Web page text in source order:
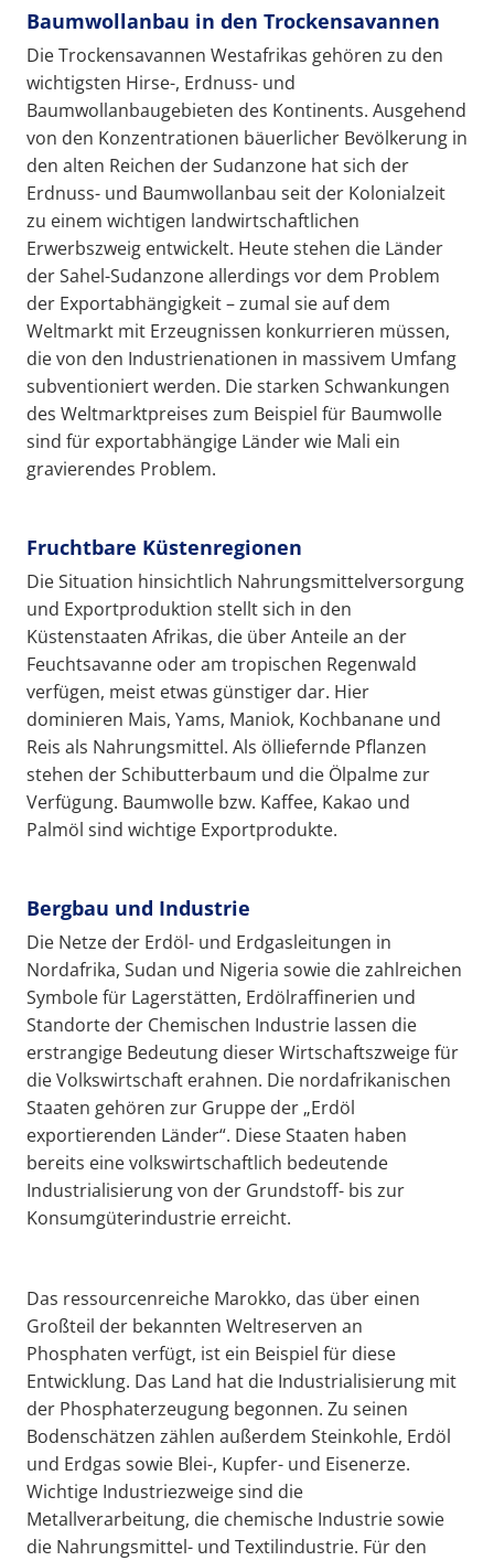
Baumwollanbau in den Trockensavannen
Die Trockensavannen Westafrikas gehören zu den
wichtigsten Hirse-, Erdnuss- und
Baumwollanbaugebieten des Kontinents. Ausgehend
von den Konzentrationen bäuerlicher Bevölkerung in
den alten Reichen der Sudanzone hat sich der
Erdnuss- und Baumwollanbau seit der Kolonialzeit
zu einem wichtigen landwirtschaftlichen
Erwerbszweig entwickelt. Heute stehen die Länder
der Sahel-Sudanzone allerdings vor dem Problem
der Exportabhängigkeit – zumal sie auf dem
Weltmarkt mit Erzeugnissen konkurrieren müssen,
die von den Industrienationen in massivem Umfang
subventioniert werden. Die starken Schwankungen
des Weltmarktpreises zum Beispiel für Baumwolle
sind für exportabhängige Länder wie Mali ein
gravierendes Problem.
Fruchtbare Küstenregionen
Die Situation hinsichtlich Nahrungsmittelversorgung
und Exportproduktion stellt sich in den
Küstenstaaten Afrikas, die über Anteile an der
Feuchtsavanne oder am tropischen Regenwald
verfügen, meist etwas günstiger dar. Hier
dominieren Mais, Yams, Maniok, Kochbanane und
Reis als Nahrungsmittel. Als ölliefernde Pflanzen
stehen der Schibutterbaum und die Ölpalme zur
Verfügung. Baumwolle bzw. Kaffee, Kakao und
Palmöl sind wichtige Exportprodukte.
Bergbau und Industrie
Die Netze der Erdöl- und Erdgasleitungen in
Nordafrika, Sudan und Nigeria sowie die zahlreichen
Symbole für Lagerstätten, Erdölraffinerien und
Standorte der Chemischen Industrie lassen die
erstrangige Bedeutung dieser Wirtschaftszweige für
die Volkswirtschaft erahnen. Die nordafrikanischen
Staaten gehören zur Gruppe der „Erdöl
exportierenden Länder“. Diese Staaten haben
bereits eine volkswirtschaftlich bedeutende
Industrialisierung von der Grundstoff- bis zur
Konsumgüterindustrie erreicht.
Das ressourcenreiche Marokko, das über einen
Großteil der bekannten Weltreserven an
Phosphaten verfügt, ist ein Beispiel für diese
Entwicklung. Das Land hat die Industrialisierung mit
der Phosphaterzeugung begonnen. Zu seinen
Bodenschätzen zählen außerdem Steinkohle, Erdöl
und Erdgas sowie Blei-, Kupfer- und Eisenerze.
Wichtige Industriezweige sind die
Metallverarbeitung, die chemische Industrie sowie
die Nahrungsmittel- und Textilindustrie. Für den